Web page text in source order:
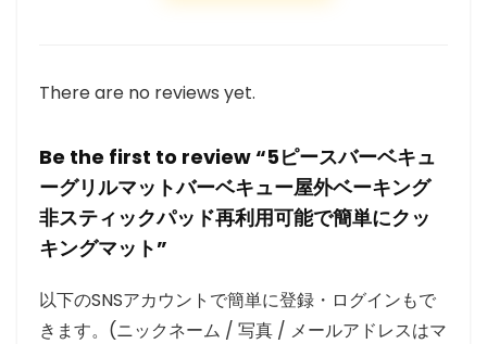
There are no reviews yet.
Be the first to review “5ピースバーベキュ
ーグリルマットバーベキュー屋外ベーキング
非スティックパッド再利用可能で簡単にクッ
キングマット”
以下のSNSアカウントで簡単に登録・ログインもで
きます。(ニックネーム / 写真 / メールアドレスはマ